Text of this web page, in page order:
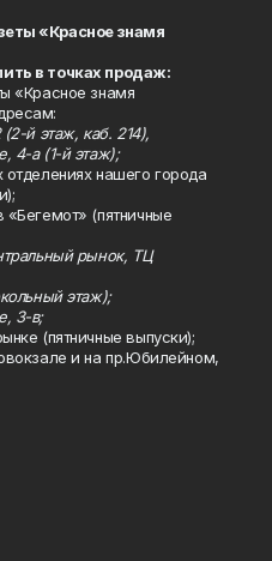
«Красное знамя
в точках продаж:
«Красное знамя
й этаж, каб. 214),
4-а (1-й этаж);
отделениях нашего города
«Бегемот» (пятничные
рынок, ТЦ
этаж);
3-в;
(пятничные выпуски);
и на пр.Юбилейном,